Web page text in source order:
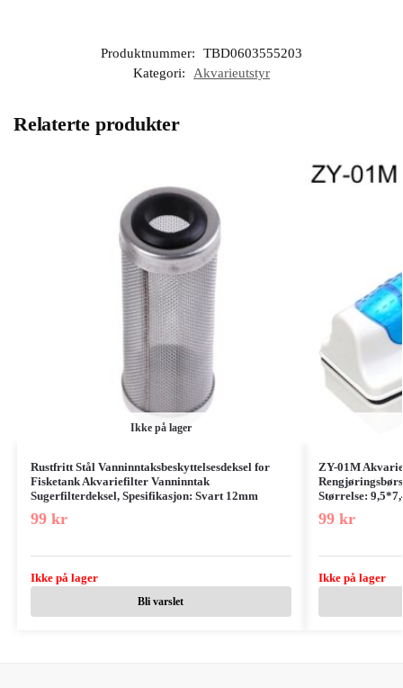
Produktnummer:
TBD0603555203
Kategori:
Akvarieutstyr
Relaterte produkter
Ikke på lager
Rustfritt Stål Vanninntaksbeskyttelsesdeksel for
Fisketank Akvariefilter Vanninntak
Sugerfilterdeksel, Spesifikasjon: Svart 12mm
99 kr
Ikke på lager
Bli varslet
ZY-01M
Størrelse:
99 kr
Ikke på lager